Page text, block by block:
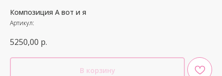
Композиция А вот и я
Артикул:
5250,00 р.
В корзину